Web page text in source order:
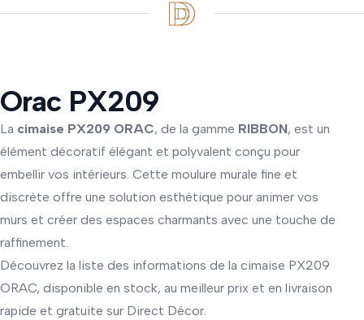
Orac PX209
La cimaise PX209 ORAC, de la gamme RIBBON, est un
élément décoratif élégant et polyvalent conçu pour
embellir vos intérieurs. Cette moulure murale fine et
discrète offre une solution esthétique pour animer vos
murs et créer des espaces charmants avec une touche de
raffinement.
Découvrez la liste des informations de la cimaise PX209
ORAC, disponible en stock, au meilleur prix et en livraison
rapide et gratuite sur Direct Décor.